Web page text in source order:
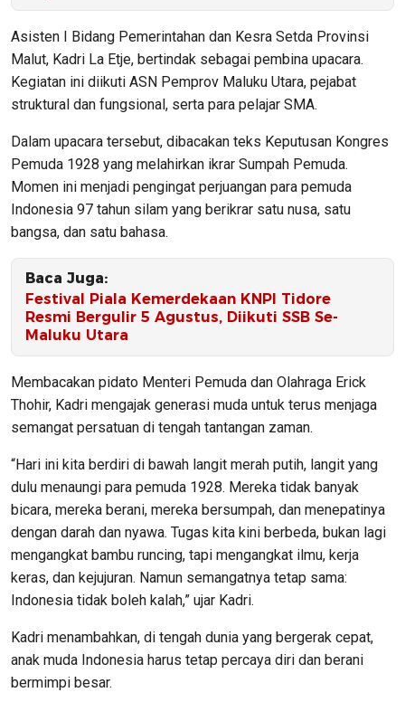
Asisten I Bidang Pemerintahan dan Kesra Setda Provinsi
Malut, Kadri La Etje, bertindak sebagai pembina upacara.
Kegiatan ini diikuti ASN Pemprov Maluku Utara, pejabat
struktural dan fungsional, serta para pelajar SMA.
Dalam upacara tersebut, dibacakan teks Keputusan Kongres
Pemuda 1928 yang melahirkan ikrar Sumpah Pemuda.
Momen ini menjadi pengingat perjuangan para pemuda
Indonesia 97 tahun silam yang berikrar satu nusa, satu
bangsa, dan satu bahasa.
Baca Juga:
Festival Piala Kemerdekaan KNPI Tidore
Resmi Bergulir 5 Agustus, Diikuti SSB Se-
Maluku Utara
Membacakan pidato Menteri Pemuda dan Olahraga Erick
Thohir, Kadri mengajak generasi muda untuk terus menjaga
semangat persatuan di tengah tantangan zaman.
“Hari ini kita berdiri di bawah langit merah putih, langit yang
dulu menaungi para pemuda 1928. Mereka tidak banyak
bicara, mereka berani, mereka bersumpah, dan menepatinya
dengan darah dan nyawa. Tugas kita kini berbeda, bukan lagi
mengangkat bambu runcing, tapi mengangkat ilmu, kerja
keras, dan kejujuran. Namun semangatnya tetap sama:
Indonesia tidak boleh kalah,” ujar Kadri.
Kadri menambahkan, di tengah dunia yang bergerak cepat,
anak muda Indonesia harus tetap percaya diri dan berani
bermimpi besar.